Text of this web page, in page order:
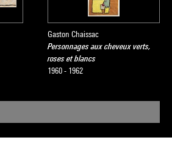
Gaston Chaissac
Personnages aux cheveux verts,
roses et blancs
1960 - 1962